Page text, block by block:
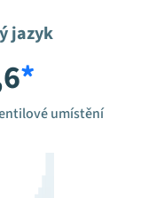
jazyk
*
umístění